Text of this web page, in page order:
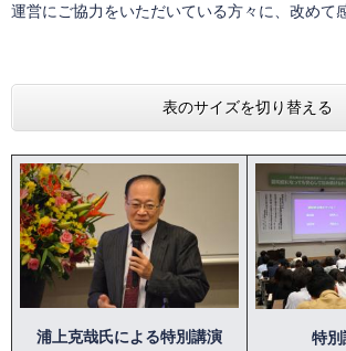
運営にご協力をいただいている方々に、改めて
表のサイズを切り替える
浦上克哉氏による特別講演 特別